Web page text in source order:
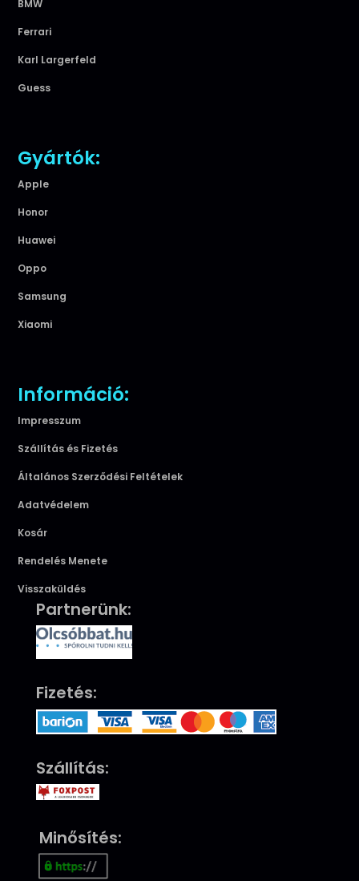
BMW
Ferrari
Karl Largerfeld
Guess
Gyártók:
Apple
Honor
Huawei
Oppo
Samsung
Xiaomi
Információ:
Impresszum
Szállítás és Fizetés
Általános Szerződési Feltételek
Adatvédelem
Kosár
Rendelés Menete
Visszaküldés
Partnerünk:
Fizetés:
Szállítás:
Minősítés: